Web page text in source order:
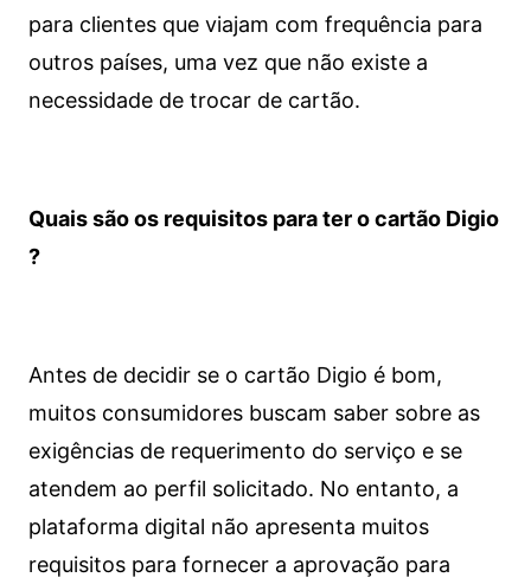
para clientes que viajam com frequência para
outros países, uma vez que não existe a
necessidade de trocar de cartão.
Quais são os requisitos para ter o cartão Digio
?
Antes de decidir se o cartão Digio é bom,
muitos consumidores buscam saber sobre as
exigências de requerimento do serviço e se
atendem ao perfil solicitado. No entanto, a
plataforma digital não apresenta muitos
requisitos para fornecer a aprovação para